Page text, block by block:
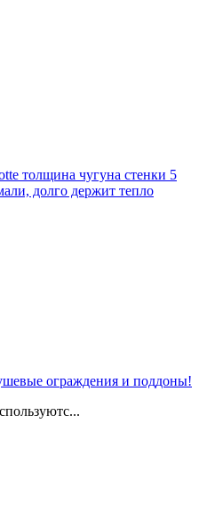
толщина чугуна стенки 5
долго держит тепло
ограждения и поддоны!